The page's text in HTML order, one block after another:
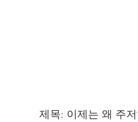
제목: 이제는 왜 주